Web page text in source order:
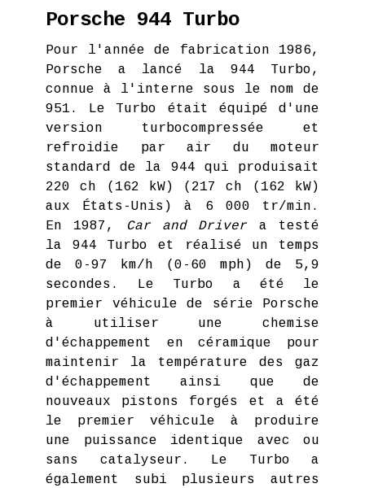
Porsche 944 Turbo
Pour l'année de fabrication 1986,
Porsche a lancé la 944 Turbo,
connue à l'interne sous le nom de
951. Le Turbo était équipé d'une
version turbocompressée et
refroidie par air du moteur
standard de la 944 qui produisait
220 ch (162 kW) (217 ch (162 kW)
aux États-Unis) à 6 000 tr/min.
En 1987,
Car and Drivera testé
la 944 Turbo et réalisé un temps
de 0-97 km/h (0-60 mph) de 5,9
secondes. Le Turbo a été le
premier véhicule de série Porsche
à utiliser une chemise
d'échappement en céramique pour
maintenir la température des gaz
d'échappement ainsi que de
nouveaux pistons forgés et a été
le premier véhicule à produire
une puissance identique avec ou
sans catalyseur. Le Turbo a
également subi plusieurs autres